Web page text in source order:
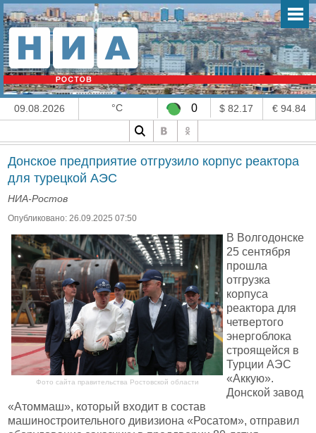
09.08.2026 °C 0 $ 82.17 € 94.84
Донское предприятие отгрузило корпус реактора
для турецкой АЭС
НИА-Ростов
Опубликовано: 26.09.2025 07:50
Фото сайта правительства Ростовской области
В Волгодонске
25 сентября
прошла
отгрузка
корпуса
реактора для
четвертого
энергоблока
строящейся в
Турции АЭС
«Аккую».
Донской завод
«Атоммаш», который входит в состав
машиностроительного дивизиона «Росатом», отправил